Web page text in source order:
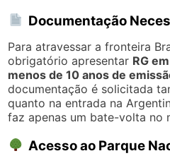
Documentação
Para atravessar a fronteira
obrigatório apresentar RG
menos de 10 anos de
documentação é solicitada
quanto na entrada na
faz apenas um bate-volta no
Acesso ao Parque